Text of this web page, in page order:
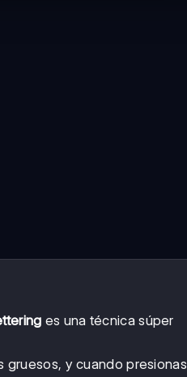
es una técnica súper
gruesos, y cuando presionas